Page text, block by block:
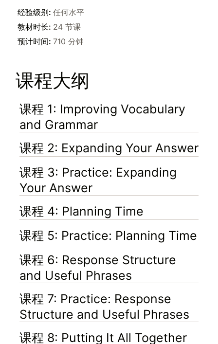
经验级别: 任何水平
教材时长: 24 节课
预计时间: 710 分钟
课程大纲
课程 1: Improving Vocabulary
and Grammar
课程 2: Expanding Your Answer
课程 3: Practice: Expanding
Your Answer
课程 4: Planning Time
课程 5: Practice: Planning Time
课程 6: Response Structure
and Useful Phrases
课程 7: Practice: Response
Structure and Useful Phrases
课程 8: Putting It All Together